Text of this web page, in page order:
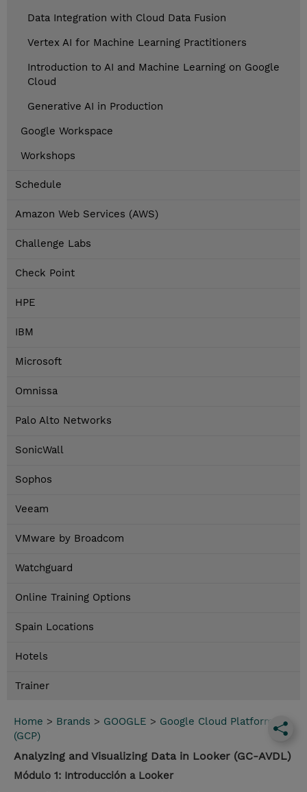
Data Integration with Cloud Data Fusion
Vertex AI for Machine Learning Practitioners
Introduction to AI and Machine Learning on Google
Cloud
Generative AI in Production
Google Workspace
Workshops
Schedule
Amazon Web Services (AWS)
Challenge Labs
Check Point
HPE
IBM
Microsoft
Omnissa
Palo Alto Networks
SonicWall
Sophos
Veeam
VMware by Broadcom
Watchguard
Online Training Options
Spain Locations
Hotels
Trainer
Home > Brands > GOOGLE > Google Cloud Platform
(GCP)
Analyzing and Visualizing Data in Looker (GC-AVDL)
Módulo 1: Introducción a Looker